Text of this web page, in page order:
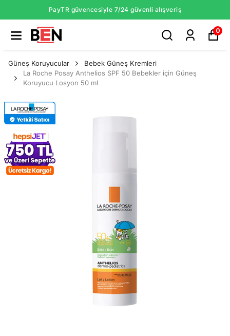
PayTR güvencesiyle 7/24 güvenli alışveriş
0
Güneş Koruyucular
Bebek Güneş Kremleri
La Roche Posay Anthelios SPF 50 Bebekler için Güneş
Koruyucu Losyon 50 ml